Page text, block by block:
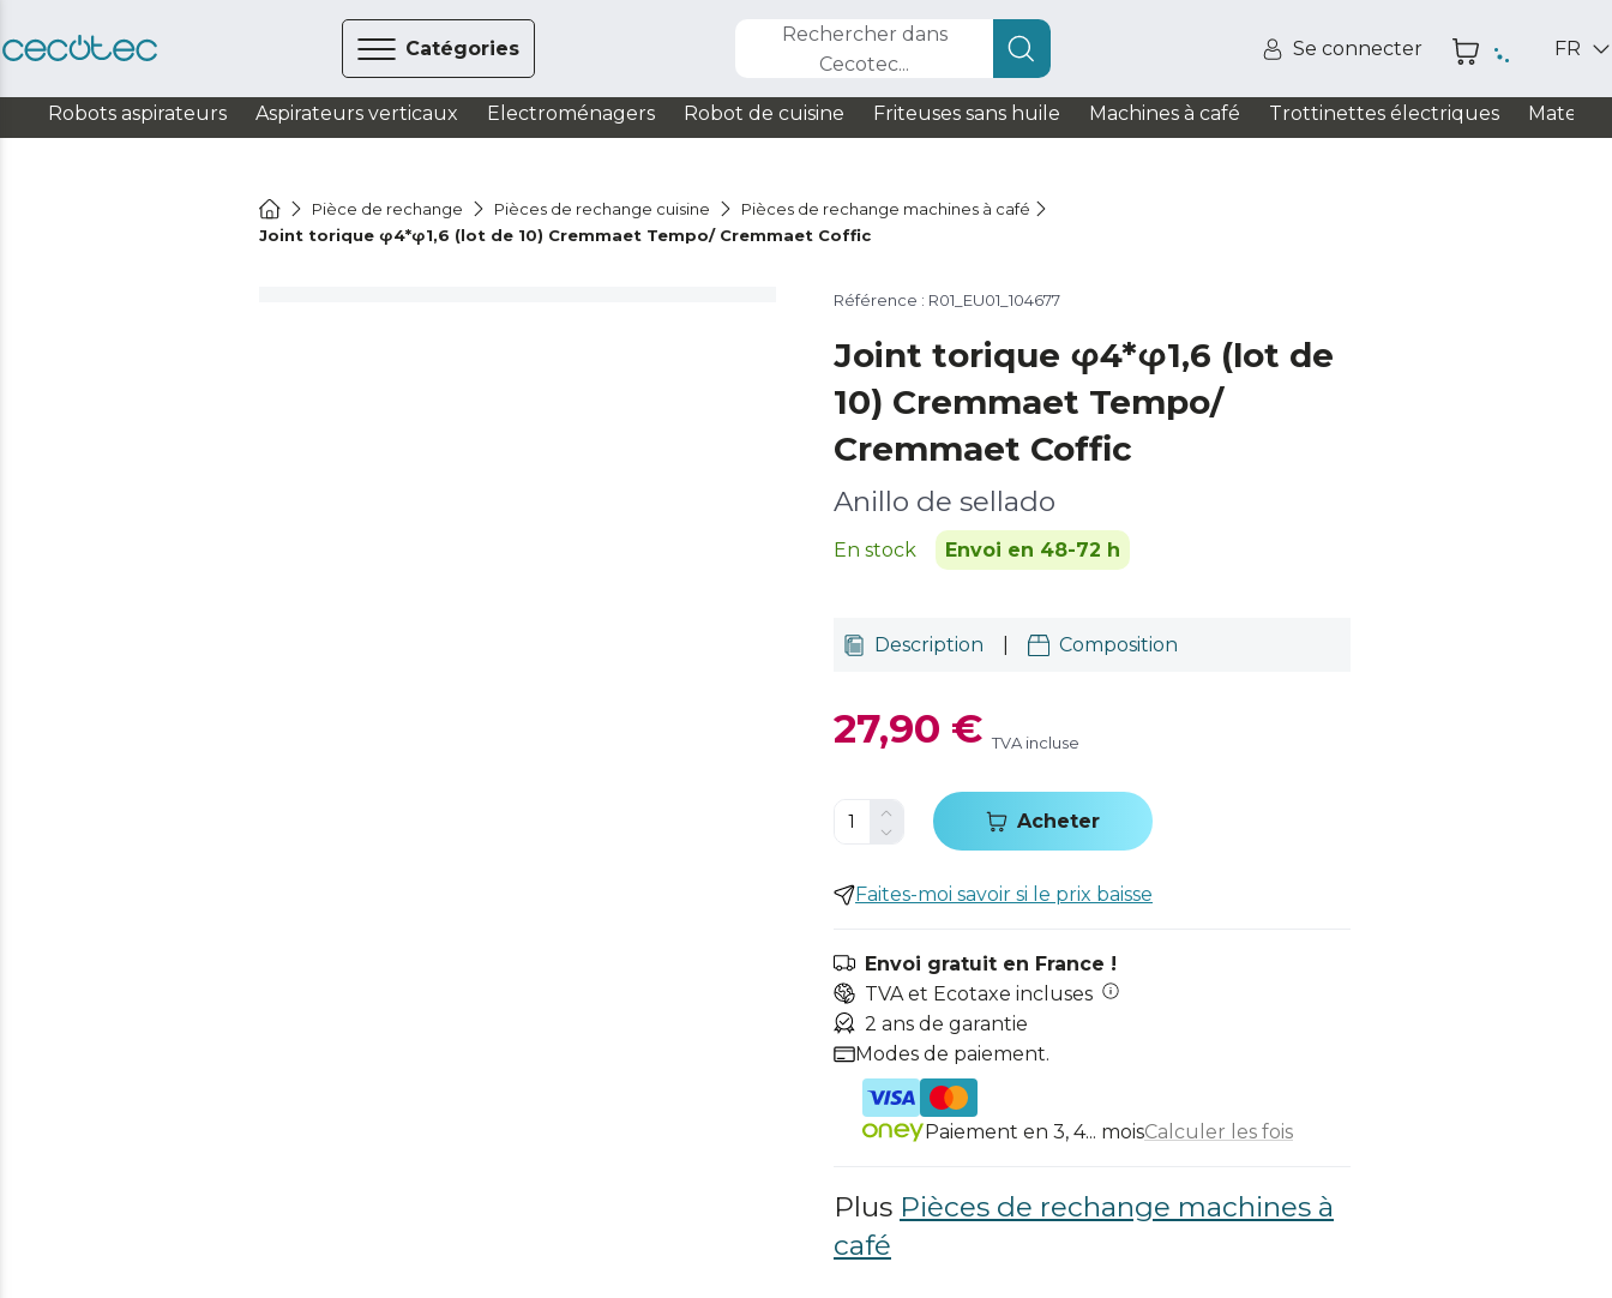
Catégories
Rechercher dans
Cecotec...
Se connecter FR
Robots aspirateurs Aspirateurs verticaux Electroménagers Robot de cuisine Friteuses sans huile Machines à café Trottinettes électriques Matelas
Pièce de rechange Pièces de rechange cuisine
Pièces de rechange machines à café
Joint torique φ4*φ1,6 (lot de 10) Cremmaet Tempo/ Cremmaet Coffic
Référence : R01_EU01_104677
Joint torique φ4*φ1,6 (lot de
10) Cremmaet Tempo/
Cremmaet Coffic
Anillo de sellado
En stock Envoi en 48-72 h
Description Composition
27,90 € TVA incluse
Acheter
Faites-moi savoir si le prix baisse
Envoi gratuit en France !
TVA et Ecotaxe incluses
2 ans de garantie
Modes de paiement.
Paiement en 3, 4... moisCalculer les fois
Plus Pièces de rechange machines à
café